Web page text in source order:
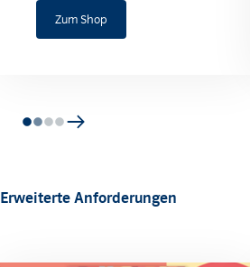
Zum Shop
Erweiterte Anforderungen